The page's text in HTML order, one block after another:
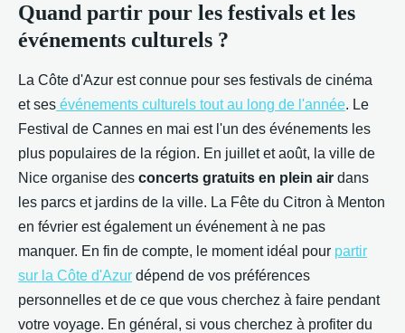
Quand partir pour les festivals et les
événements culturels ?
La Côte d'Azur est connue pour ses festivals de cinéma
et ses événements culturels tout au long de l'année. Le
Festival de Cannes en mai est l'un des événements les
plus populaires de la région. En juillet et août, la ville de
Nice organise des concerts gratuits en plein air dans
les parcs et jardins de la ville. La Fête du Citron à Menton
en février est également un événement à ne pas
manquer. En fin de compte, le moment idéal pour partir
sur la Côte d'Azur dépend de vos préférences
personnelles et de ce que vous cherchez à faire pendant
votre voyage. En général, si vous cherchez à profiter du